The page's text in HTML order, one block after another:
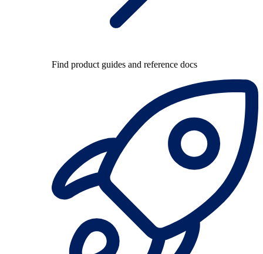
Find product guides and reference docs